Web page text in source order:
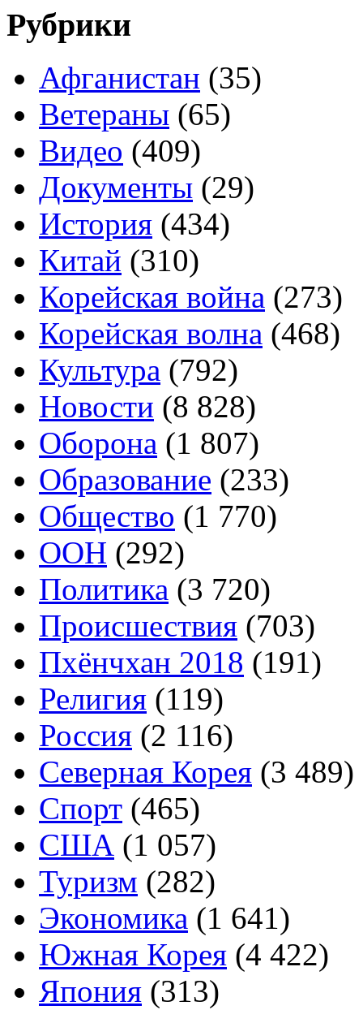
Рубрики
Афганистан (35)
Ветераны (65)
Видео (409)
Документы (29)
История (434)
Китай (310)
Корейская война (273)
Корейская волна (468)
Культура (792)
Новости (8 828)
Оборона (1 807)
Образование (233)
Общество (1 770)
ООН (292)
Политика (3 720)
Происшествия (703)
Пхёнчхан 2018 (191)
Религия (119)
Россия (2 116)
Северная Корея (3 489)
Спорт (465)
США (1 057)
Туризм (282)
Экономика (1 641)
Южная Корея (4 422)
Япония (313)